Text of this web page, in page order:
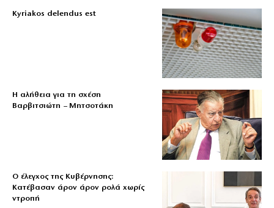
Kyriakos delendus est
Η αλήθεια για τη σχέση
Βαρβιτσιώτη – Μητσοτάκη
Ο έλεγχος της Κυβέρνησης:
Κατέβασαν άρον άρον ρολά χωρίς
ντροπή